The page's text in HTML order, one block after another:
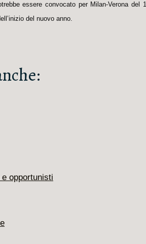
essere convocato per Milan-Verona
del nuovo anno.
opportunisti